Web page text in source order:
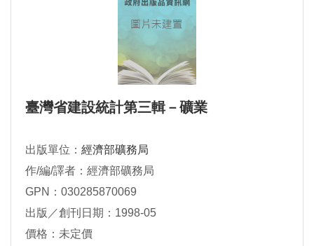
臺灣省建設統計第三輯－礦業
出版單位： 經濟部礦務局
作/編/譯者：經濟部礦務局
GPN：030285870069
出版／創刊日期：1998-05
價格：未定價